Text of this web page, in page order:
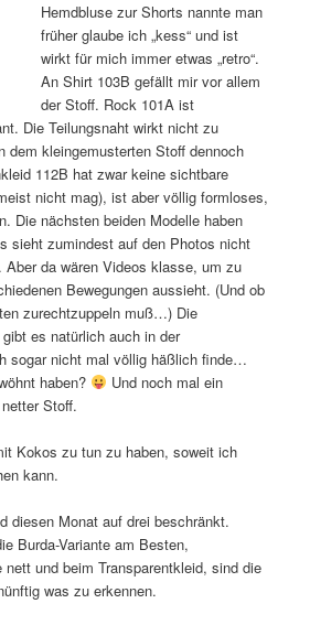
Hemdbluse zur Shorts nannte man
früher glaube ich „kess“ und ist
wirkt für mich immer etwas „retro“.
An Shirt 103B gefällt mir vor allem
der Stoff. Rock 101A ist
Die Teilungsnaht wirkt nicht zu
dem kleingemusterten Stoff dennoch
112B hat zwar keine sichtbare
nicht mag), ist aber völlig formloses,
Die nächsten beiden Modelle haben
sieht zumindest auf den Photos nicht
da wären Videos klasse, um zu
Bewegungen aussieht. (Und ob
zurechtzuppeln muß…) Die
es natürlich auch in der
sogar nicht mal völlig häßlich finde…
haben?
Und noch mal ein
Stoff.
Kokos zu tun zu haben, soweit ich
kann.
diesen Monat auf drei beschränkt.
Burda-Variante am Besten,
und beim Transparentkleid, sind die
was zu erkennen.